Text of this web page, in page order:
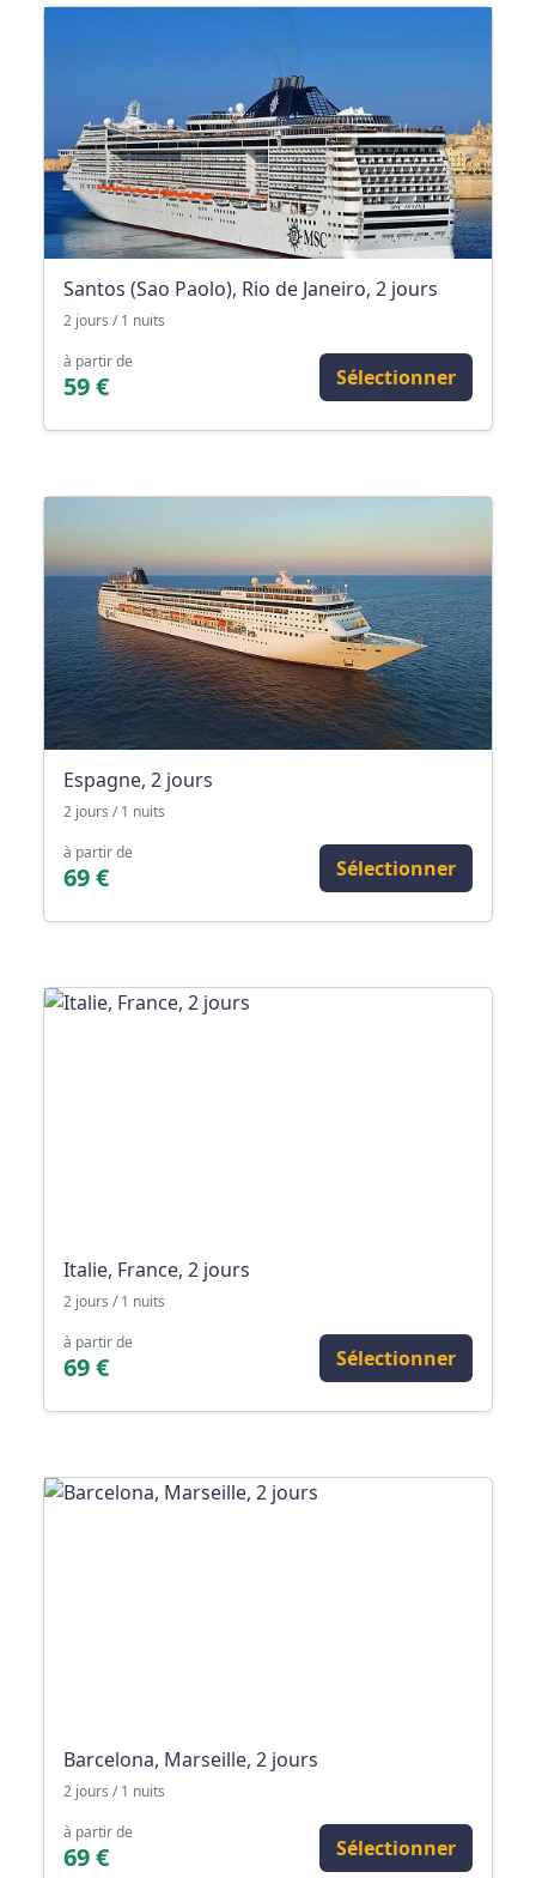
Santos (Sao Paolo), Rio de Janeiro, 2 jours
2 jours / 1 nuits
à partir de
59 € Sélectionner
Espagne, 2 jours
2 jours / 1 nuits
à partir de
69 € Sélectionner
Italie, France, 2 jours
2 jours / 1 nuits
à partir de
69 € Sélectionner
Barcelona, Marseille, 2 jours
2 jours / 1 nuits
à partir de
69 € Sélectionner